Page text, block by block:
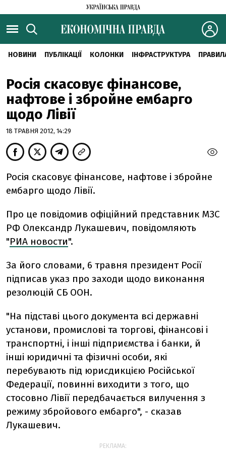
НОВИНИ ПУБЛІКАЦІЇ КОЛОНКИ ІНФРАСТРУКТУРА
Росія скасовує фінансове,
нафтове і збройне ембарго
щодо Лівії
18 ТРАВНЯ 2012, 14:29
Росія скасовує фінансове, нафтове і збройне
ембарго щодо Лівії.
Про це повідомив офіційний представник МЗС
РФ Олександр Лукашевич, повідомляють
"РИА новости".
За його словами, 6 травня президент Росії
підписав указ про заходи щодо виконання
резолюцій СБ ООН.
"На підставі цього документа всі державні
установи, промислові та торгові, фінансові і
транспортні, і інші підприємства і банки, й
інші юридичні та фізичні особи, які
перебувають під юрисдикцією Російської
Федерації, повинні виходити з того, що
стосовно Лівії передбачається вилучення з
режиму збройового ембарго", - сказав
Лукашевич.
РЕКЛАМА: